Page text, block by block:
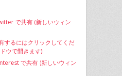
で共有 (新しいウィン
するにはクリックしてくだ
ウで開きます)
で共有 (新しいウィン